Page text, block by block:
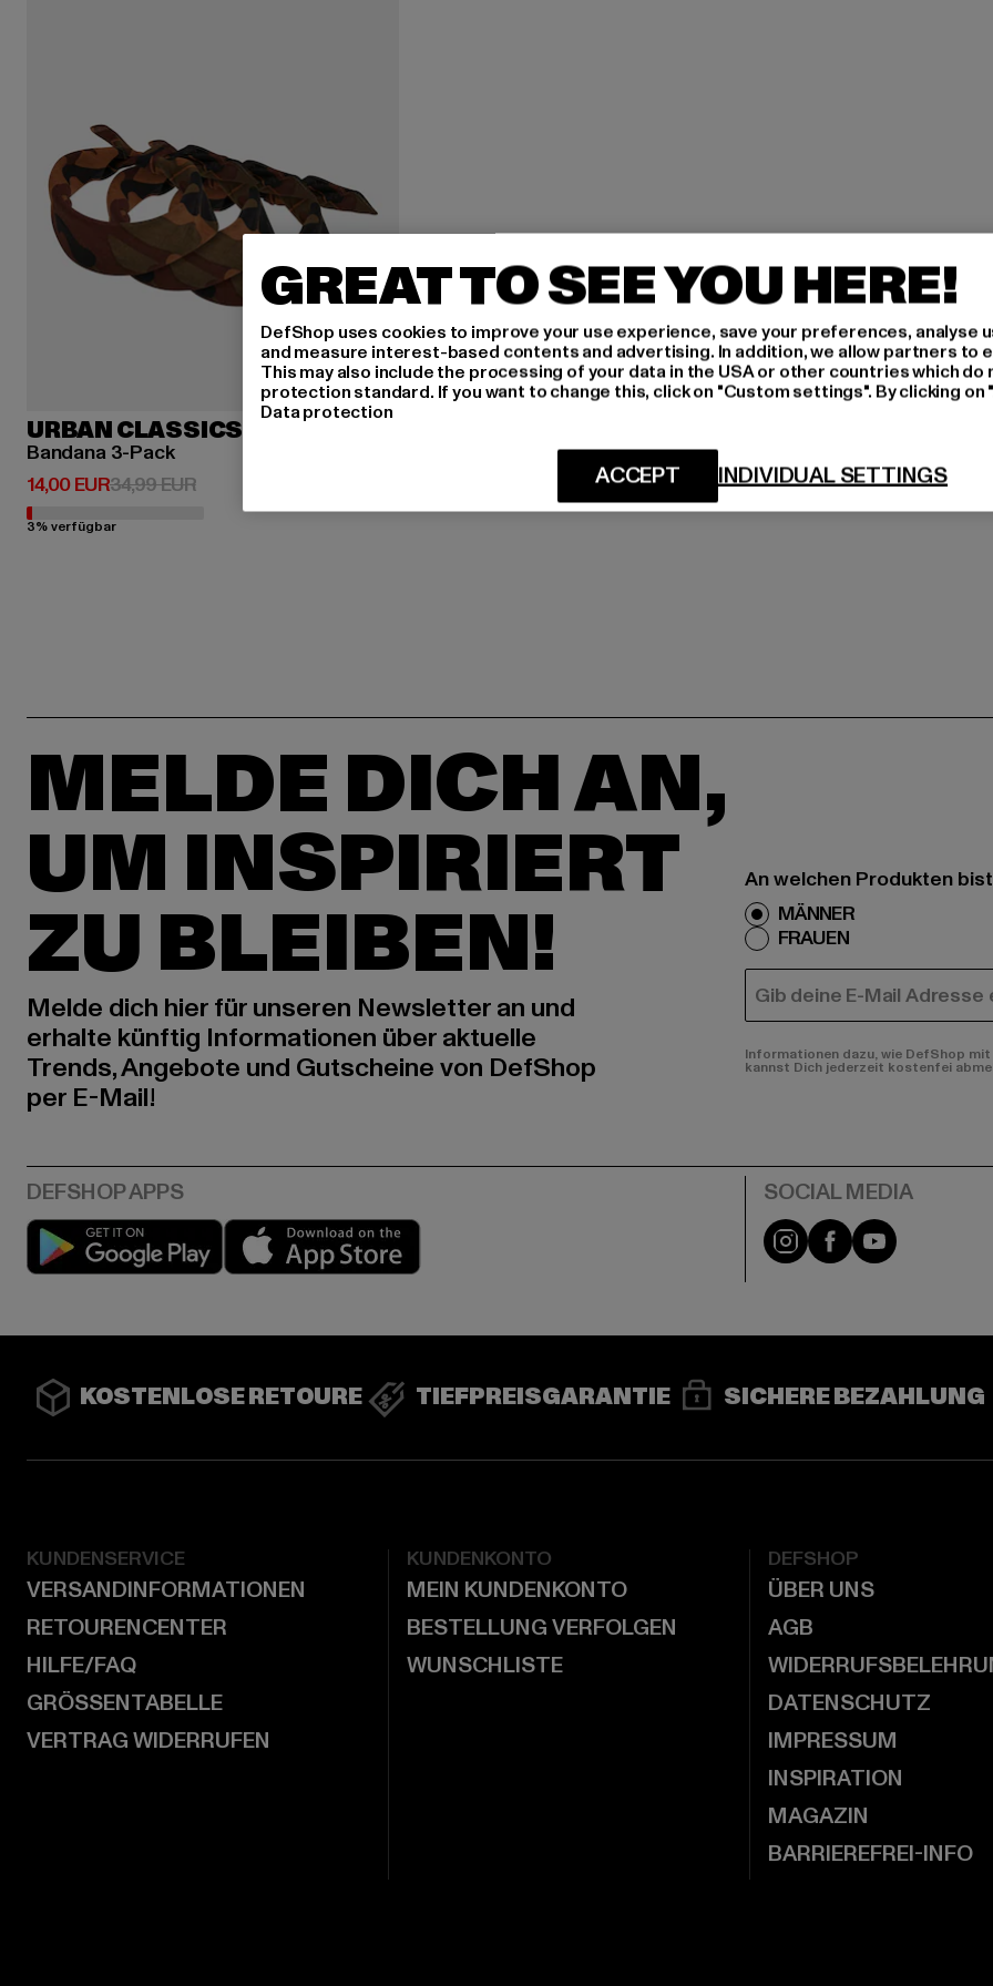
URBAN CLASSICS
Bandana 3-Pack
14,00 EUR
Derzeitiger Preis: 14,00 EUR
34,99 EURAktionspreis: 34,99 EUR
3% verfügbar
MELDE DICH AN,
UM INSPIRIERT
ZU BLEIBEN!
Melde dich hier für unseren Newsletter an und
erhalte künftig Informationen über aktuelle
Trends, Angebote und Gutscheine von DefShop
per E-Mail!
An welchen Produkten
MÄNNER
FRAUEN
E-MAIL
Informationen dazu, wie DefShop
kannst Dich jederzeit kostenfei
Play market Instagram
FacebookYouTube
KOSTENLOSE RETOURE TIEFPREISGARANTIE SICHERE BEZAHLUNG
KUNDENSERVICE
VERSANDINFORMATIONEN
RETOURENCENTER
HILFE/FAQ
GRÖSSENTABELLE
VERTRAG WIDERRUFEN
KUNDENKONTO
MEIN KUNDENKONTO
BESTELLUNG VERFOLGEN
WUNSCHLISTE
DEFSHOP
ÜBER UNS
AGB
DATENSCHUTZ
IMPRESSUM
INSPIRATION
MAGAZIN
BARRIEREFREI-INFO
GREAT TO SEE YOU HERE!
DefShop uses cookies to improve your use experience, save your preferences, analyse
and measure interest-based contents and advertising. In addition, we allow partners to
This may also include the processing of your data in the USA or other countries which do
protection standard. If you want to change this, click on "Custom settings". By clicking
Data protection
INDIVIDUAL SETTINGS
ACCEPT